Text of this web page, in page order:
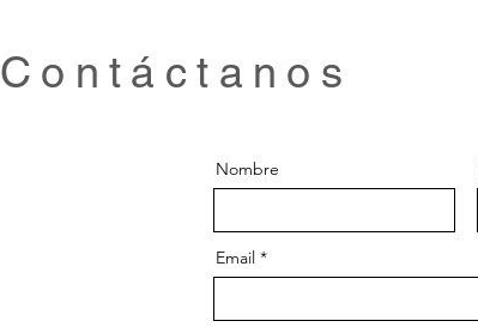
Contáctanos
Nombre
Email